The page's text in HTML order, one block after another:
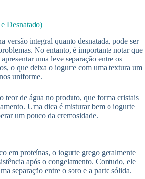
Desnatado)
versão integral quanto desnatada, pode ser
No entanto, é importante notar que
uma leve separação entre os
o que deixa o iogurte com uma textura um
uniforme.
teor de água no produto, que forma cristais
Uma dica é misturar bem o iogurte
um pouco da cremosidade.
em proteínas, o iogurte grego geralmente
após o congelamento. Contudo, ele
separação entre o soro e a parte sólida.